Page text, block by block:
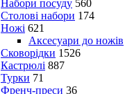
Набори посуду 560
Столові набори 174
Ножі 621
Аксесуари до ножів
Сковорідки 1526
Кастрюлі 887
Турки 71
Френч-преси 36